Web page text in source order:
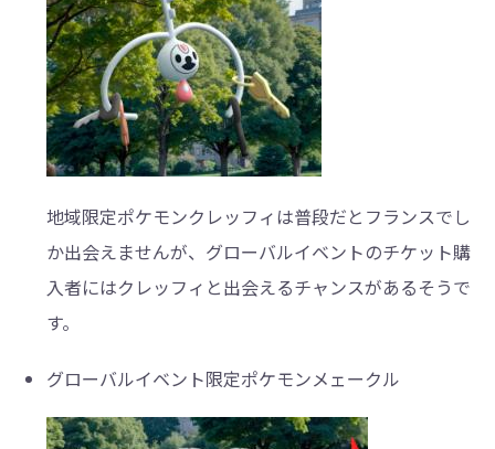
地域限定ポケモンクレッフィは普段だとフランスでし
か出会えませんが、グローバルイベントのチケット購
入者にはクレッフィと出会えるチャンスがあるそうで
す。
グローバルイベント限定ポケモンメェークル